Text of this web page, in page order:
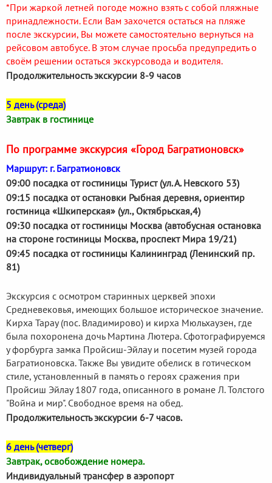
*При жаркой летней погоде можно взять с собой пляжные
принадлежности. Если Вам захочется остаться на пляже
после экскурсии, Вы можете самостоятельно вернуться на
рейсовом автобусе. В этом случае просьба предупредить о
своём решении остаться экскурсовода и водителя.
Продолжительность экскурсии 8-9 часов
5 день (среда)
Завтрак в гостинице
По программе экскурсия «Город Багратионовск»
Маршрут: г. Багратионовск
09:00 посадка от гостиницы Турист (ул. А. Невского 53)
09:15 посадка от остановки Рыбная деревня, ориентир
гостиница «Шкиперская» (ул., Октябрьская,4)
09:30 посадка от гостиницы Москва (автобусная остановка
на стороне гостиницы Москва, проспект Мира 19/21)
09:45 посадка от гостиницы Калининград (Ленинский пр.
81)
Экскурсия с осмотром старинных церквей эпохи
Средневековья, имеющих большое историческое значение.
Кирха Тарау (пос. Владимирово) и кирха Мюльхаузен, где
была похоронена дочь Мартина Лютера. Сфотографируемся
у форбурга замка Пройсиш-Эйлау и посетим музей города
Багратионовска. Также Вы увидите обелиск в готическом
стиле, установленный в память о героях сражения при
Пройсиш Эйлау 1807 года, описанного в романе Л. Толстого
"Война и мир". Свободное время на обед.
Продолжительность экскурсии 6-7 часов.
6 день (четверг)
Завтрак, освобождение номера.
Индивидуальный трансфер в аэропорт